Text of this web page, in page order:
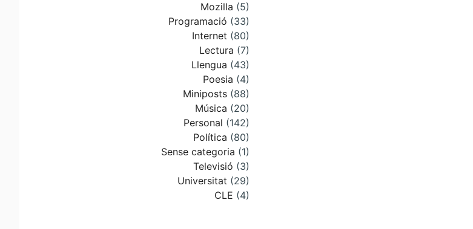
Mozilla (5)
Programació (33)
Internet (80)
Lectura (7)
Llengua (43)
Poesia (4)
Miniposts (88)
Música (20)
Personal (142)
Política (80)
Sense categoria (1)
Televisió (3)
Universitat (29)
CLE (4)